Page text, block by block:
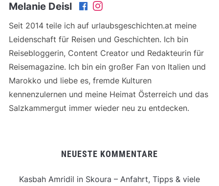
Melanie Deisl
Seit 2014 teile ich auf urlaubsgeschichten.at meine
Leidenschaft für Reisen und Geschichten. Ich bin
Reisebloggerin, Content Creator und Redakteurin für
Reisemagazine. Ich bin ein großer Fan von Italien und
Marokko und liebe es, fremde Kulturen
kennenzulernen und meine Heimat Österreich und das
Salzkammergut immer wieder neu zu entdecken.
NEUESTE KOMMENTARE
Kasbah Amridil in Skoura – Anfahrt, Tipps & viele